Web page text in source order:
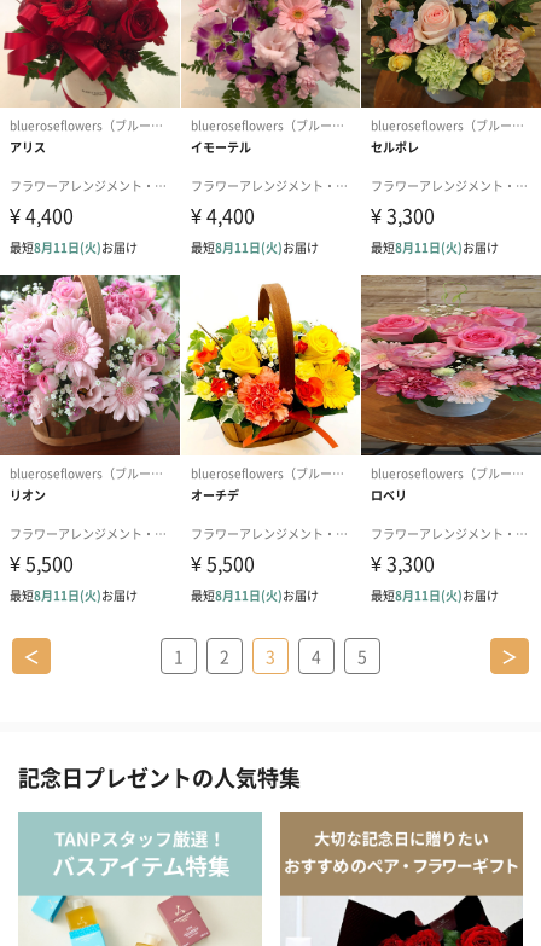
＜ 1 2 3 4 5 ＞
記念日プレゼントの人気特集